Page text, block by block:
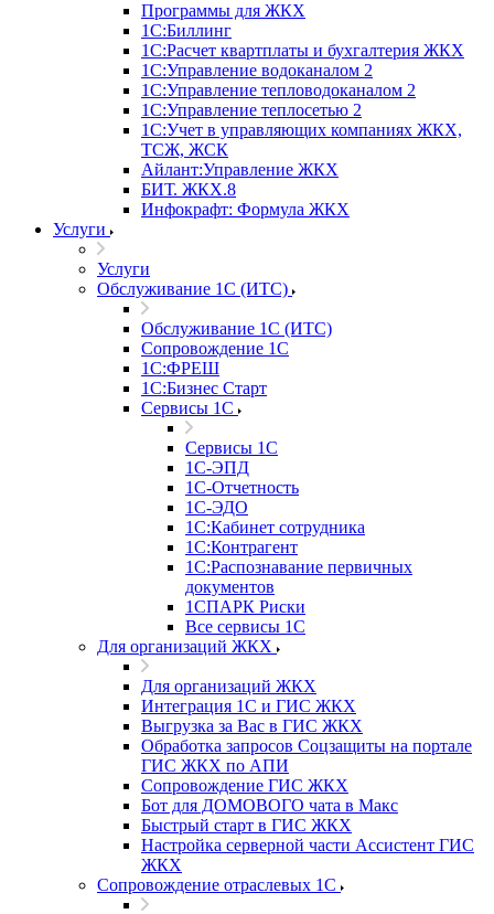
Программы для ЖКХ
1С:Биллинг
1С:Расчет квартплаты и бухгалтерия ЖКХ
1С:Управление водоканалом 2
1С:Управление тепловодоканалом 2
1С:Управление теплосетью 2
1С:Учет в управляющих компаниях ЖКХ,
ТСЖ, ЖСК
Айлант:Управление ЖКХ
БИТ. ЖКХ.8
Инфокрафт: Формула ЖКХ
Услуги
Услуги
Обслуживание 1С (ИТС)
Обслуживание 1С (ИТС)
Сопровождение 1С
1С:ФРЕШ
1С:Бизнес Старт
Сервисы 1С
Сервисы 1С
1С-ЭПД
1С-Отчетность
1С-ЭДО
1С:Кабинет сотрудника
1С:Контрагент
1С:Распознавание первичных
документов
1СПАРК Риски
Все сервисы 1С
Для организаций ЖКХ
Для организаций ЖКХ
Интеграция 1С и ГИС ЖКХ
Выгрузка за Вас в ГИС ЖКХ
Обработка запросов Соцзащиты на портале
ГИС ЖКХ по АПИ
Сопровождение ГИС ЖКХ
Бот для ДОМОВОГО чата в Макс
Быстрый старт в ГИС ЖКХ
Настройка серверной части Ассистент ГИС
ЖКХ
Сопровождение отраслевых 1С